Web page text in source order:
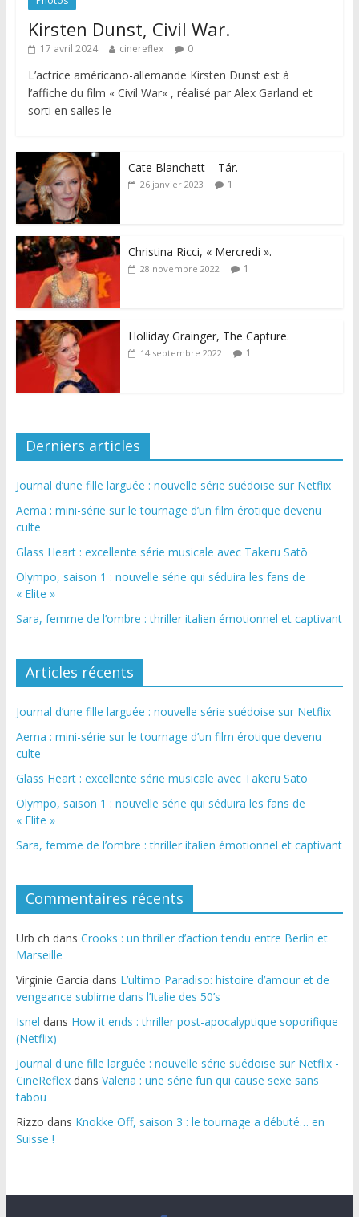
Kirsten Dunst, Civil War.
17 avril 2024 cinereflex 0
L’actrice américano-allemande Kirsten Dunst est à
l’affiche du film « Civil War« , réalisé par Alex Garland et
sorti en salles le
Cate Blanchett – Tár.
26 janvier 2023 1
Christina Ricci, « Mercredi ».
28 novembre 2022 1
Holliday Grainger, The Capture.
14 septembre 2022 1
Derniers articles
Journal d’une fille larguée : nouvelle série suédoise sur Netflix
Aema : mini-série sur le tournage d’un film érotique devenu
culte
Glass Heart : excellente série musicale avec Takeru Satō
Olympo, saison 1 : nouvelle série qui séduira les fans de
« Elite »
Sara, femme de l’ombre : thriller italien émotionnel et captivant
Articles récents
Journal d’une fille larguée : nouvelle série suédoise sur Netflix
Aema : mini-série sur le tournage d’un film érotique devenu
culte
Glass Heart : excellente série musicale avec Takeru Satō
Olympo, saison 1 : nouvelle série qui séduira les fans de
« Elite »
Sara, femme de l’ombre : thriller italien émotionnel et captivant
Commentaires récents
Urb ch dans Crooks : un thriller d’action tendu entre Berlin et
Marseille
Virginie Garcia dans L’ultimo Paradiso: histoire d’amour et de
vengeance sublime dans l’Italie des 50’s
Isnel dans How it ends : thriller post-apocalyptique soporifique
(Netflix)
Journal d'une fille larguée : nouvelle série suédoise sur Netflix -
CineReflexdans Valeria : une série fun qui cause sexe sans
tabou
Rizzo dans Knokke Off, saison 3 : le tournage a débuté… en
Suisse !